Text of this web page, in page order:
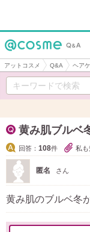
アットコスメ Q&A ヘア
黄み肌ブルベ
回答： 108件 私も
匿名 さん
黄み肌のブルベ冬